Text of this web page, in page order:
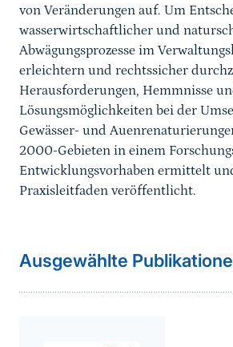
von Veränderungen auf. Um
wasserwirtschaftlicher und
Abwägungsprozesse im
erleichtern und rechtssicher
Herausforderungen, Hemmnisse
Lösungsmöglichkeiten bei der
Gewässer- und
2000-Gebieten in einem
Entwicklungsvorhaben ermittelt
Praxisleitfaden veröffentlicht.
weiterführender
Ausgewählte